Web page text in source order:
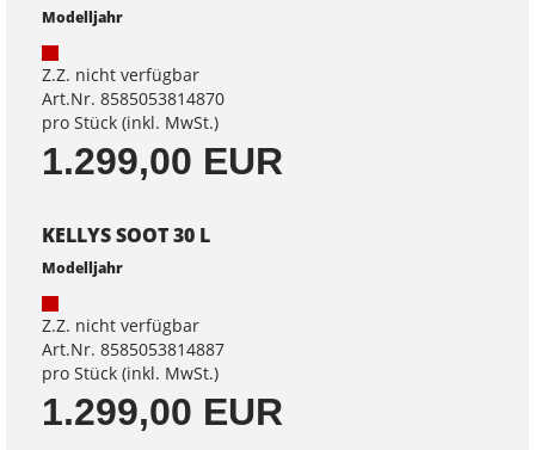
Modelljahr
Z.Z. nicht verfügbar
Art.Nr. 8585053814870
pro Stück (inkl. MwSt.)
1.299,00 EUR
KELLYS SOOT 30 L
Modelljahr
Z.Z. nicht verfügbar
Art.Nr. 8585053814887
pro Stück (inkl. MwSt.)
1.299,00 EUR